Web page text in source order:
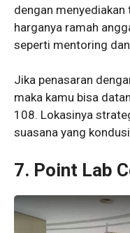
dengan
harganya ramah
seperti mentoring
Jika penasaran
maka kamu bisa
108. Lokasinya
suasana yang
7. Point Lab